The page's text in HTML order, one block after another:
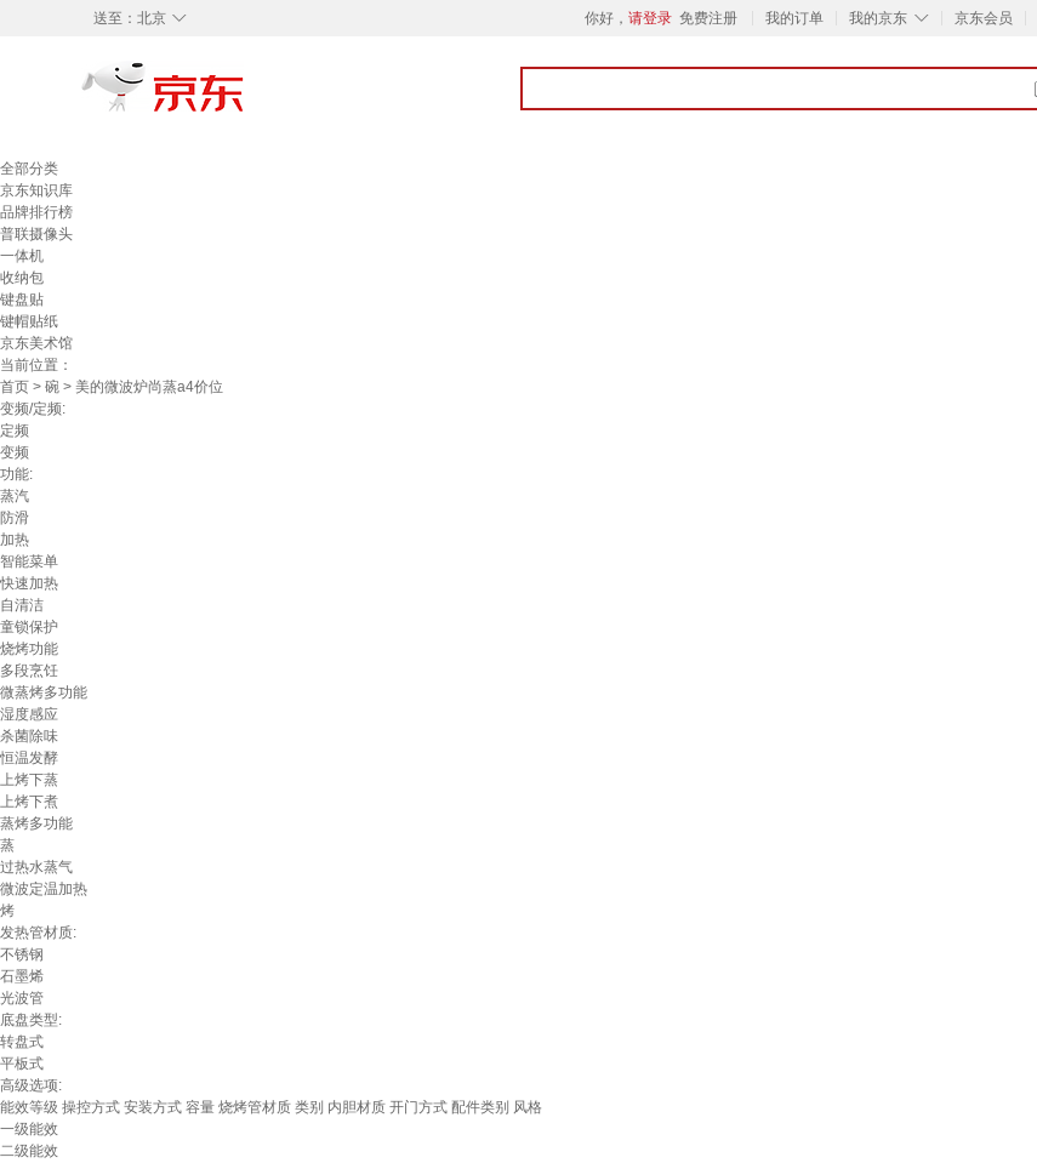
◇
送至： 北京 你好， 请登录 免费注册 我的订单 ◇
我的京东 京东会员
全部分类
京东知识库
品牌排行榜
普联摄像头
一体机
收纳包
键盘贴
键帽贴纸
京东美术馆
当前位置：
首页 > 碗 > 美的微波炉尚蒸a4价位
变频/定频:
定频
变频
功能:
蒸汽
防滑
加热
智能菜单
快速加热
自清洁
童锁保护
烧烤功能
多段烹饪
微蒸烤多功能
湿度感应
杀菌除味
恒温发酵
上烤下蒸
上烤下煮
蒸烤多功能
蒸
过热水蒸气
微波定温加热
烤
发热管材质:
不锈钢
石墨烯
光波管
底盘类型:
转盘式
平板式
高级选项:
能效等级 操控方式 安装方式 容量 烧烤管材质 类别 内胆材质 开门方式 配件类别 风格
一级能效
二级能效